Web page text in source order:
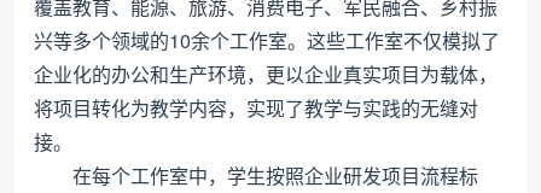
覆盖教育、能源、旅游、消费电子、军民融合、乡村振
兴等多个领域的10余个工作室。这些工作室不仅模拟了
企业化的办公和生产环境，更以企业真实项目为载体，
将项目转化为教学内容，实现了教学与实践的无缝对
接。
在每个工作室中，学生按照企业研发项目流程标